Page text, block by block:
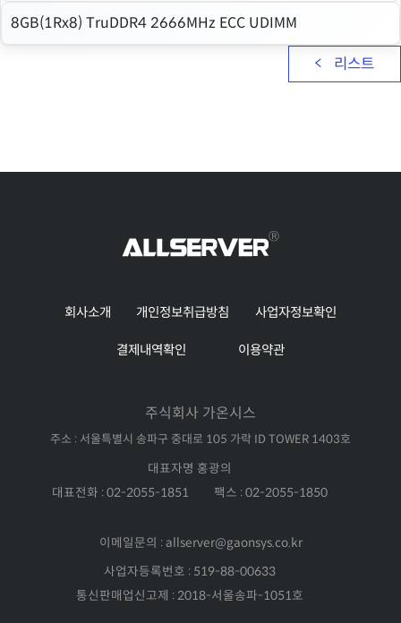
8GB(1Rx8) TruDDR4 2666MHz ECC UDIMM
리스트
회사소개 개인정보취급방침 사업자정보확인
결제내역확인 이용약관
주식회사 가온시스
주소 : 서울특별시 송파구 중대로 105 가락 ID TOWER 1403호
대표자명 홍광의
대표전화 : 02-2055-1851
팩스 : 02-2055-1850
이메일문의 : allserver@gaonsys.co.kr
사업자등록번호 : 519-88-00633
통신판매업신고제 : 2018-서울송파-1051호